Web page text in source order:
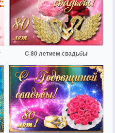
С 80 летием свадьбы